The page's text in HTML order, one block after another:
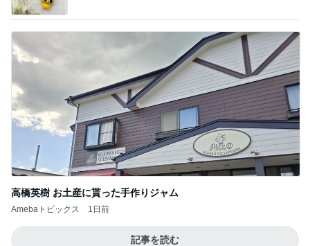
高橋英樹 お土産に貰った手作りジャム
Amebaトピックス 1日前
記事を読む